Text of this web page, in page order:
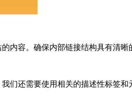
内容。确保内部链接结构具有清晰
们还需要使用相关的描述性标签